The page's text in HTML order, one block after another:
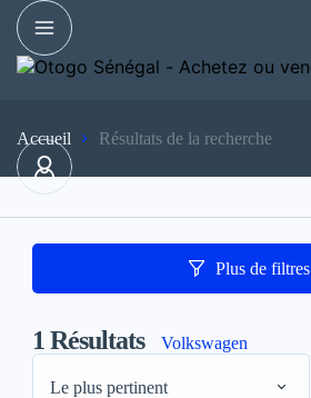
Accueil Résultats de la recherche
Plus de filtres
1 Résultats Volkswagen
Le plus pertinent